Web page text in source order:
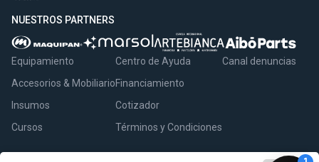
NUESTROS PARTNERS
Equipamiento
Accesorios & Mobiliario
Insumos
Cursos
Centro de Ayuda
Financiamiento
Cotizador
Términos y Condiciones
Canal denuncias